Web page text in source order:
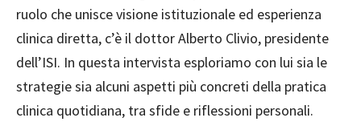
ruolo che unisce visione istituzionale ed esperienza
clinica diretta, c’è il dottor Alberto Clivio, presidente
dell’ISI. In questa intervista esploriamo con lui sia le
strategie sia alcuni aspetti più concreti della pratica
clinica quotidiana, tra sfide e riflessioni personali.